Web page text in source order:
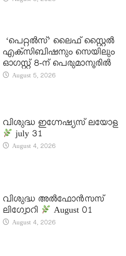
‘പെറ്റൽസ്’ ലൈഫ് സ്റ്റൈൽ
എക്സിബിഷനും സെയിലും
ഓഗസ്റ്റ് 8-ന് പെരുമാനൂരിൽ
August 5, 2026
വിശുദ്ധ ഇഗ്നേഷ്യസ് ലയോള
july 31
August 4, 2026
വിശുദ്ധ അൽഫോൻസസ്
ലിഗ്വോറി
August 01
August 4, 2026